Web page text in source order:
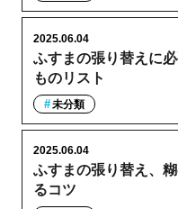
ふすまの張り替えに
ものリスト
2025.06.04
未分類
ふすまの張り替え、
るコツ
2025.06.04